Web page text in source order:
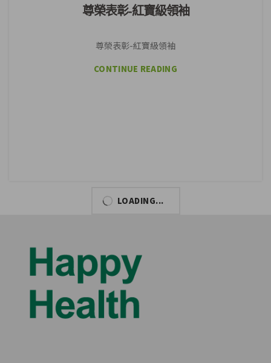
尊榮表彰-紅寶級領袖
尊榮表彰-紅寶級領袖
CONTINUE READING